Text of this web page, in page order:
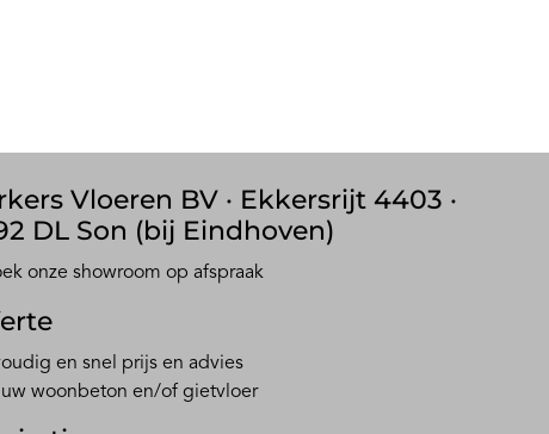
Vloeren BV · Ekkersrijt 4403 ·
DL Son (bij Eindhoven)
onze showroom op afspraak
en snel prijs en advies
woonbeton en/of gietvloer